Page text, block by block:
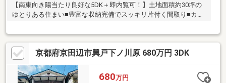
【南東向き陽当たり良好な5DK＋即内覧可！】土地面積約30坪の
ゆとりある住まい■豊富な収納完備でスッキリ片付く間取り■カー
ポート一台分付き■1階バリアフリー仕様の優しい設計
京都府京田辺市興戸下ノ川原 680万円 3DK
680万円